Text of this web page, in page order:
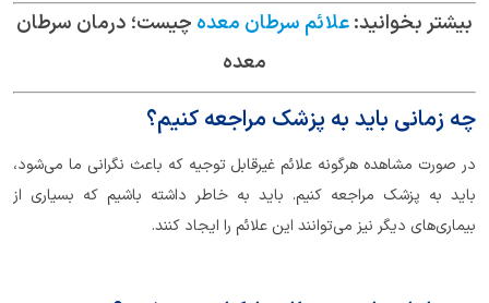
بیشتر بخوانید:علائم سرطان معده چیست؛ درمان سرطان
معده
چه زمانی باید به پزشک مراجعه کنیم؟
در صورت مشاهده هرگونه علائم غیرقابل توجیه که باعث نگرانی ما می‌شود،
باید به پزشک مراجعه کنیم. باید به خاطر داشته باشیم که بسیاری از
بیماری‌های دیگر نیز می‌توانند این علائم را ایجاد کنند.